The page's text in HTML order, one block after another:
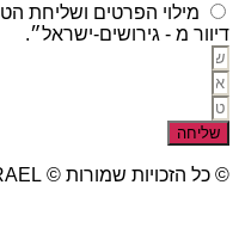
מילוי הפרטים ושליחת
דיוור מ - גירושים-ישראל״.
שליחה
© כל הזכויות שמורות © GIRUSHIM-ISRAEL